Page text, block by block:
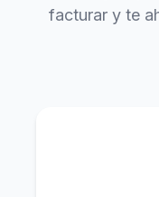
facturar y te